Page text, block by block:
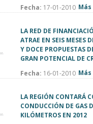
Fecha: 17-01-2010
LA RED DE
ATRAE EN SEIS MESES
Y DOCE PROPUESTAS
GRAN POTENCIAL DE
Fecha: 16-01-2010
LA REGIÓN CONTARÁ
CONDUCCIÓN DE GAS
KILÓMETROS EN 2012